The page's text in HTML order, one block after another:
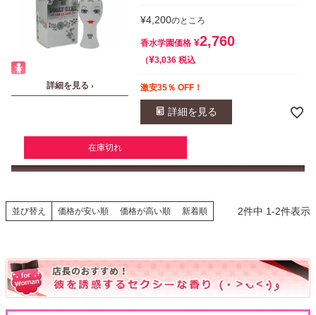
詳細を見る ›
¥4,200のところ
香水学園価格 ¥2,760
¥3,036 税込
激安35％ OFF！
詳細を見る
在庫切れ
並び替え 価格が安い順 価格が高い順 新着順 2件中 1-2件表示